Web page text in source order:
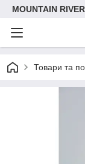
MOUNTAIN RIVER
Товари та